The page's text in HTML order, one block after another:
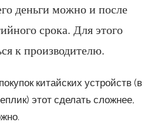
деньги можно и после
срока. Для этого
к производителю.
китайских устройств (в
этот сделать сложнее,